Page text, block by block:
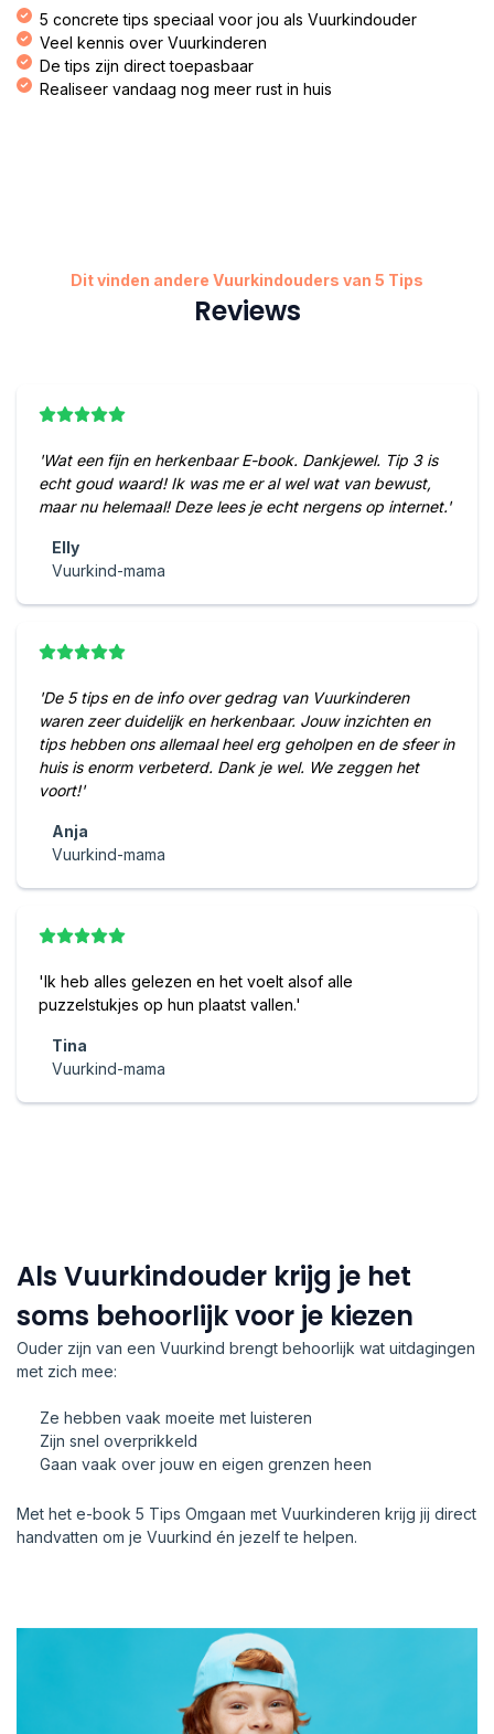
5 concrete tips speciaal voor jou als Vuurkindouder​
Veel kennis over Vuurkinderen​​
De tips zijn direct toepasbaar​
Realiseer vandaag nog meer rust in huis​
Dit vinden andere Vuurkindouders van 5 Tips
Reviews
'Wat een fijn en herkenbaar E-book. Dankjewel. Tip 3 is
echt goud waard! Ik was me er al wel wat van bewust,
maar nu helemaal! Deze lees je echt nergens op internet.'
Elly
Vuurkind-mama
'De 5 tips en de info over gedrag van Vuurkinderen
waren zeer duidelijk en herkenbaar. Jouw inzichten en
tips hebben ons allemaal heel erg geholpen en de sfeer in
huis is enorm verbeterd. Dank je wel. We zeggen het
voort!'
Anja
Vuurkind-mama
'Ik heb alles gelezen en het voelt alsof alle
puzzelstukjes op hun plaatst vallen.'
Tina
Vuurkind-mama
Als Vuurkindouder krijg je het
soms behoorlijk voor je kiezen
Ouder zijn van een Vuurkind brengt behoorlijk wat uitdagingen
met zich mee:
Ze hebben vaak moeite met luisteren
Zijn snel overprikkeld
Gaan vaak over jouw en eigen grenzen heen
Met het e-book 5 Tips Omgaan met Vuurkinderen krijg jij direct
handvatten om je Vuurkind én jezelf te helpen.